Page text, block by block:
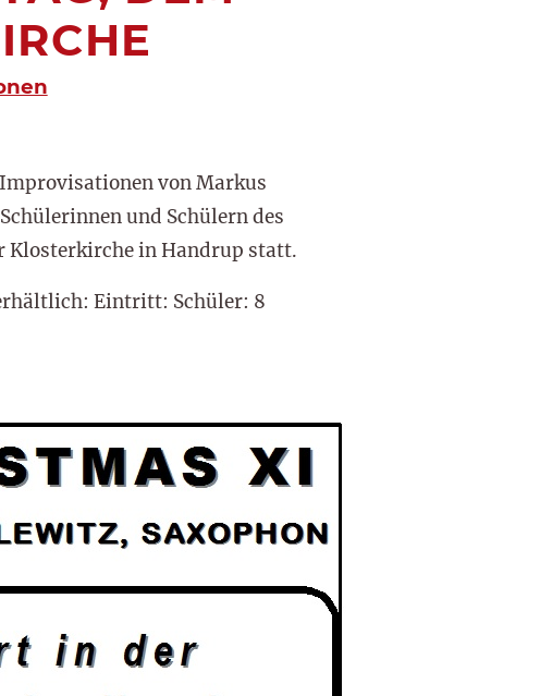
von Markus
und Schülern des
Klosterkirche in Handrup statt.
Eintritt: Schüler: 8